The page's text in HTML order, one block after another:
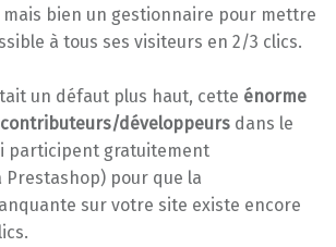
mais bien un gestionnaire pour mettre
à tous ses visiteurs en 2/3 clics.
un défaut plus haut, cette énorme
développeurs dans le
participent gratuitement
pour que la
sur votre site existe encore